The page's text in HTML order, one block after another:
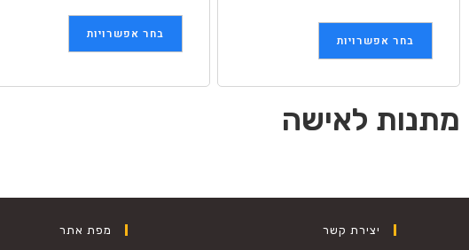
בחר אפשרויות בחר אפשרויות
מתנות לאישה
יצירת קשר מפת אתר